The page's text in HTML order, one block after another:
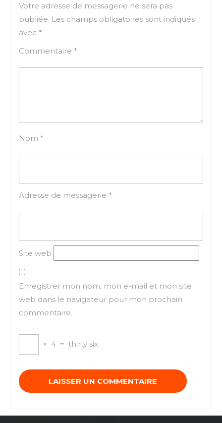
Votre adresse de messagerie ne sera pas
publiée. Les champs obligatoires sont indiqués
avec *
Commentaire *
Nom *
Adresse de messagerie *
Site web
Enregistrer mon nom, mon e-mail et mon site
web dans le navigateur pour mon prochain
commentaire.
× 4 = thirty six